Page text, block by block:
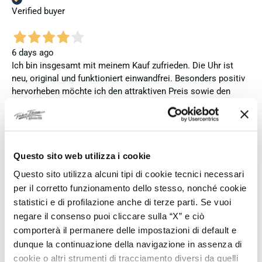
Questo sito web utilizza i cookie
Questo sito utilizza alcuni tipi di cookie tecnici necessari
per il corretto funzionamento dello stesso, nonché cookie
statistici e di profilazione anche di terze parti. Se vuoi
negare il consenso puoi cliccare sulla “X” e ciò
comporterà il permanere delle impostazioni di default e
dunque la continuazione della navigazione in assenza di
cookie o altri strumenti di tracciamento diversi da quelli
Verified buyer
6 days ago
Ich bin insgesamt mit meinem Kauf zufrieden. Die Uhr ist
neu, original und funktioniert einwandfrei. Besonders positiv
hervorheben möchte ich den attraktiven Preis sowie den
vollständig ausgefüllten und abgestempelten internationalen
Seiko-Garantieschein. Der Versand war außerdem schnell.
entsprach. Die Uhr kam ohne die üblichen Schutzfolien am
Armband, die Originalverpackung entsprach nicht der
Verpackung, die ich von diesem Modell aus offiziellen
Präsentationen und Videos kenne (andere Box und anderes
Uhrenkissen), und auch die Seiko-Hangtags mit
Modellinformationen fehlten. Die Uhr selbst ist in neuem
Zustand und weist keine Gebrauchsspuren auf. Dennoch
hätte ich bei einer hochwertigen Uhr dieser Preisklasse
erwartet, dass sie mit der vollständigen Originalpräsentation